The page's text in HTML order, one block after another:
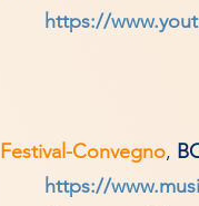
https://
Festival-Convegno,
https://